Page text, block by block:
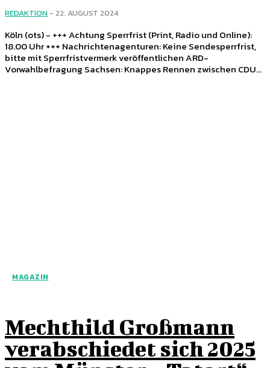
REDAKTION - 22. AUGUST 2024
Köln (ots) - +++ Achtung Sperrfrist (Print, Radio und Online):
18.00 Uhr +++ Nachrichtenagenturen: Keine Sendesperrfrist,
bitte mit Sperrfristvermerk veröffentlichen ARD-
Vorwahlbefragung Sachsen: Knappes Rennen zwischen CDU...
MAGAZIN
Mechthild Großmann
verabschiedet sich 2025